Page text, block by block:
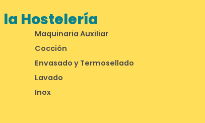
Hostelería
Maquinaria Auxiliar
Cocción
Envasado y Termosellado
Lavado
Inox